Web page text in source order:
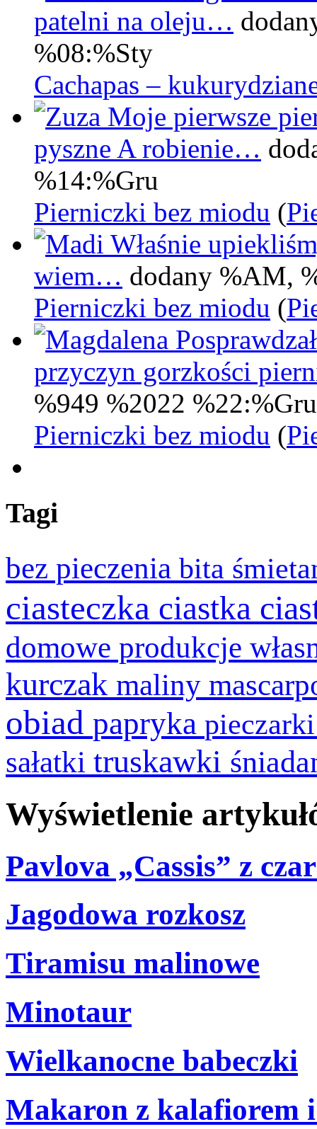
patelni na oleju…
%08:%Sty
Cachapas –
Moje pierwsze
pyszne A robienie…
%14:%Gru
Pierniczki bez miodu (
Właśnie
wiem… dodany %AM,
Pierniczki bez miodu (
przyczyn gorzkości
%949 %2022 %22:%Gru
Pierniczki bez miodu (
Tagi
bez pieczenia bita
ciasteczka ciastka
domowe produkcje
kurczak maliny
obiad papryka
sałatki truskawki
Wyświetlenie
Pavlova „Cassis” z
Jagodowa rozkosz
Tiramisu malinowe
Minotaur
Wielkanocne babeczki
Makaron z kalafiorem